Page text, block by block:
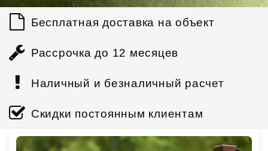
Бесплатная доставка на объект
Рассрочка до 12 месяцев
Наличный и безналичный расчет
Скидки постоянным клиентам